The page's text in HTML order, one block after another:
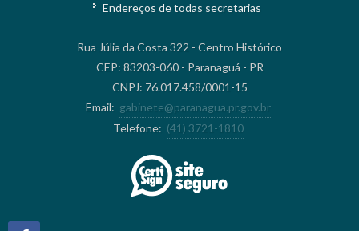
Endereços de todas secretarias
Rua Júlia da Costa 322 - Centro Histórico
CEP: 83203-060 - Paranaguá - PR
CNPJ: 76.017.458/0001-15
Email: gabinete@paranagua.pr.gov.br
Telefone: (41) 3721-1810